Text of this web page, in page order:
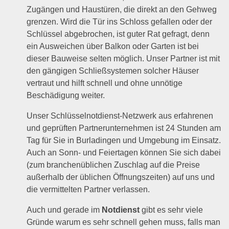
Zugängen und Haustüren, die direkt an den Gehweg
grenzen. Wird die Tür ins Schloss gefallen oder der
Schlüssel abgebrochen, ist guter Rat gefragt, denn
ein Ausweichen über Balkon oder Garten ist bei
dieser Bauweise selten möglich. Unser Partner ist mit
den gängigen Schließsystemen solcher Häuser
vertraut und hilft schnell und ohne unnötige
Beschädigung weiter.
Unser Schlüsselnotdienst-Netzwerk aus erfahrenen
und geprüften Partnerunternehmen ist 24 Stunden am
Tag für Sie in Burladingen und Umgebung im Einsatz.
Auch an Sonn- und Feiertagen können Sie sich dabei
(zum branchenüblichen Zuschlag auf die Preise
außerhalb der üblichen Öffnungszeiten) auf uns und
die vermittelten Partner verlassen.
Auch und gerade im Notdienst gibt es sehr viele
Gründe warum es sehr schnell gehen muss, falls man